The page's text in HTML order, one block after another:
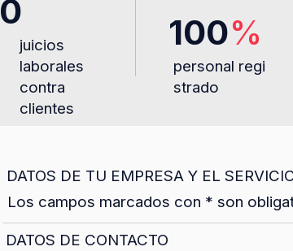
DATOS DE TU EMPRESA Y EL
Los campos marcados con * son
DATOS DE CONTACTO
juicios
laborales
contra
clientes
0
100%
personal regi
strado